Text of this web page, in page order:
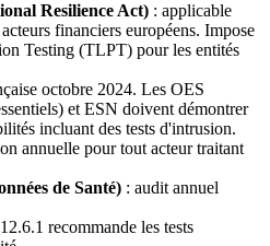
Resilience Act) : applicable
financiers européens. Impose
Testing (TLPT) pour les entités
octobre 2024. Les OES
et ESN doivent démontrer
incluant des tests d'intrusion.
annuelle pour tout acteur traitant
de Santé) : audit annuel
recommande les tests